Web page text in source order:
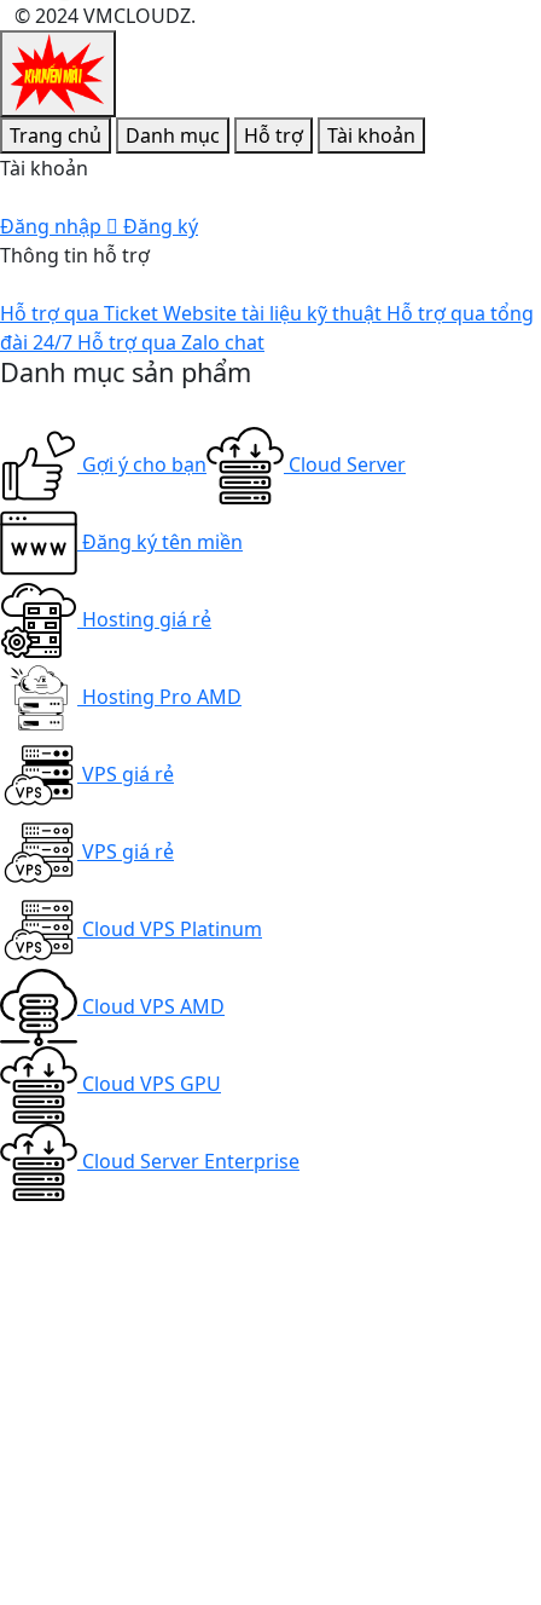
© 2024 VMCLOUDZ.
Trang chủ Danh mục Hỗ trợ
Tài khoản
Tài khoản
Đăng nhập
Đăng ký
Thông tin hỗ trợ
Hỗ trợ qua TicketWebsite tài liệu kỹ thuật Hỗ trợ qua tổng
đài 24/7 Hỗ trợ qua Zalo chat
Danh mục sản phẩm
Gợi ý cho bạn Cloud Server
Đăng ký tên miền
Hosting giá rẻ
Hosting Pro AMD
VPS giá rẻ
VPS giá rẻ
Cloud VPS Platinum
Cloud VPS AMD
Cloud VPS GPU
Cloud Server Enterprise